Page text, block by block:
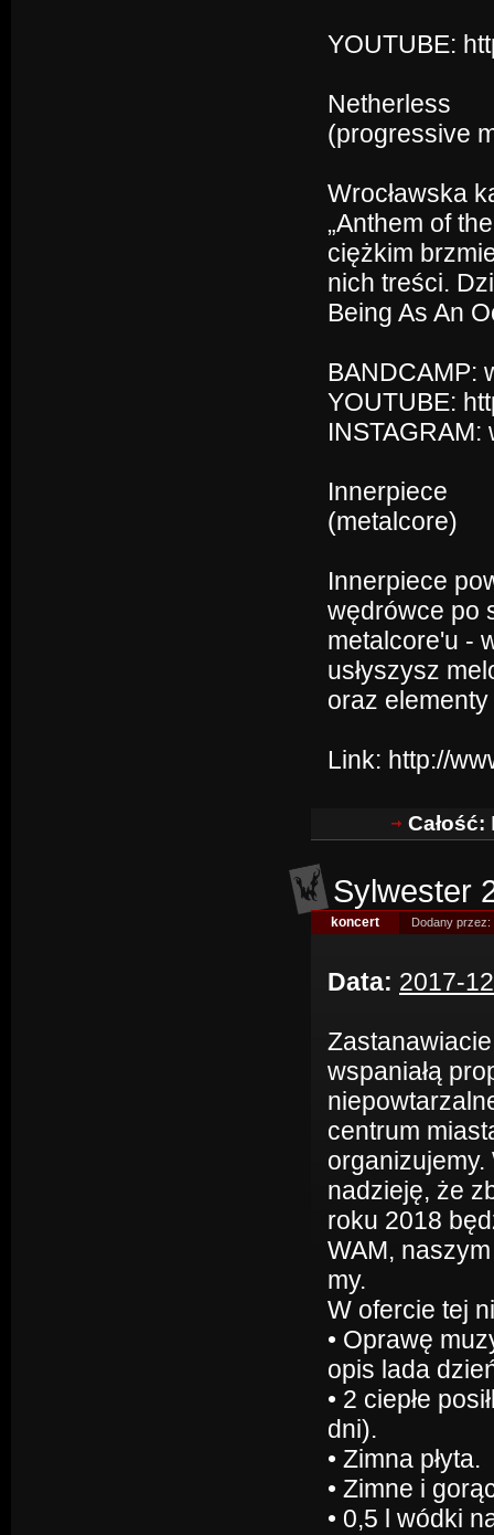
YOUTUBE:
Netherless
(progressive
Wrocławska
„Anthem of
ciężkim
nich treści.
Being As An
BANDCAMP:
YOUTUBE:
Innerpiece
(metalcore)
Innerpiece
wędrówce po
metalcore'u -
usłyszysz
oraz elementy
Link: http://
Całość:
Sylwester
koncert Dodany przez:
Data: 2017-
wspaniałą
centrum
nadzieję, że
roku 2018
WAM,
my.
W ofercie tej
• Oprawę
opis lada
• 2 ciepłe
dni).
• Zimna płyta.
• Zimne i
• 0,5 l wódki